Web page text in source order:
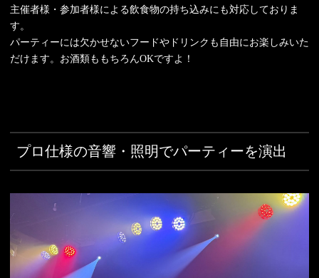
主催者様・参加者様による飲食物の持ち込みにも対応しておりま
す。
パーティーには欠かせないフードやドリンクも自由にお楽しみいた
だけます。お酒類ももちろんOKですよ！
プロ仕様の音響・照明でパーティーを演出